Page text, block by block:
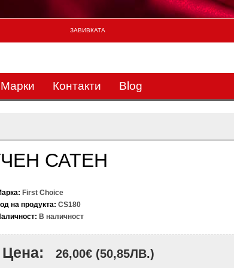
ЗАВИВКАТА
Mарки Контакти Blog
САТЕН
First Choice
на продукта: CS180
В наличност
Цена: 26,00€ (50,85ЛВ.)